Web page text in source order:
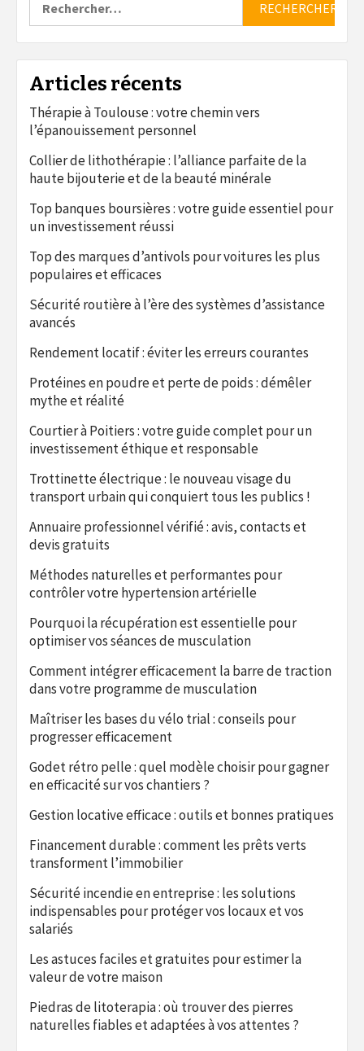
Articles récents
Thérapie à Toulouse : votre chemin vers
l’épanouissement personnel
Collier de lithothérapie : l’alliance parfaite de la
haute bijouterie et de la beauté minérale
Top banques boursières : votre guide essentiel pour
un investissement réussi
Top des marques d’antivols pour voitures les plus
populaires et efficaces
Sécurité routière à l’ère des systèmes d’assistance
avancés
Rendement locatif : éviter les erreurs courantes
Protéines en poudre et perte de poids : démêler
mythe et réalité
Courtier à Poitiers : votre guide complet pour un
investissement éthique et responsable
Trottinette électrique : le nouveau visage du
transport urbain qui conquiert tous les publics !
Annuaire professionnel vérifié : avis, contacts et
devis gratuits
Méthodes naturelles et performantes pour
contrôler votre hypertension artérielle
Pourquoi la récupération est essentielle pour
optimiser vos séances de musculation
Comment intégrer efficacement la barre de traction
dans votre programme de musculation
Maîtriser les bases du vélo trial : conseils pour
progresser efficacement
Godet rétro pelle : quel modèle choisir pour gagner
en efficacité sur vos chantiers ?
Gestion locative efficace : outils et bonnes pratiques
Financement durable : comment les prêts verts
transforment l’immobilier
Sécurité incendie en entreprise : les solutions
indispensables pour protéger vos locaux et vos
salariés
Les astuces faciles et gratuites pour estimer la
valeur de votre maison
Piedras de litoterapia : où trouver des pierres
naturelles fiables et adaptées à vos attentes ?